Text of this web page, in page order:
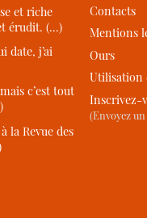
et riche
érudit. (…)
date, j’ai
c’est tout
la Revue des
Contacts
Mentions
Ours
Utilisation
Inscrivez-
(Envoyez